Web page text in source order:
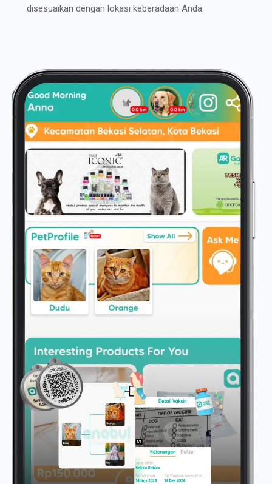
disesuaikan dengan lokasi keberadaan Anda.